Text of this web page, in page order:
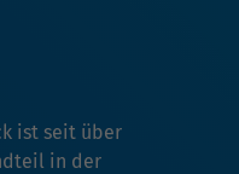
ist seit über
in der